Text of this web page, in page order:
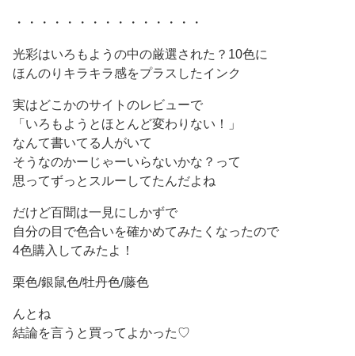
・・・・・・・・・・・・・・・
光彩はいろもようの中の厳選された？10色に
ほんのりキラキラ感をプラスしたインク
実はどこかのサイトのレビューで
「いろもようとほとんど変わりない！」
なんて書いてる人がいて
そうなのかーじゃーいらないかな？って
思ってずっとスルーしてたんだよね
だけど百聞は一見にしかずで
自分の目で色合いを確かめてみたくなったので
4色購入してみたよ！
栗色/銀鼠色/牡丹色/藤色
んとね
結論を言うと買ってよかった♡